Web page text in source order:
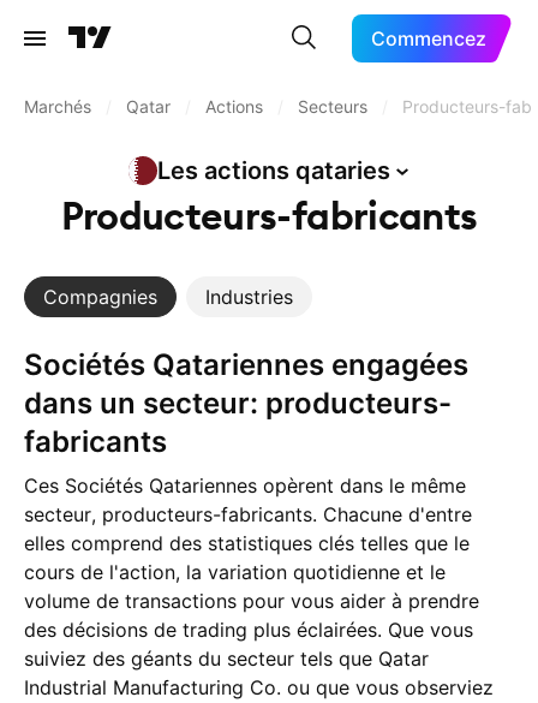
Commencez
Marchés Qatar Actions Secteurs Producteurs-
Les actions qataries
Producteurs-fabricants
Compagnies Industries
Sociétés Qatariennes engagées
dans un secteur: producteurs-
fabricants
Ces Sociétés Qatariennes opèrent dans le même
secteur, producteurs-fabricants. Chacune d'entre
elles comprend des statistiques clés telles que le
cours de l'action, la variation quotidienne et le
volume de transactions pour vous aider à prendre
des décisions de trading plus éclairées. Que vous
suiviez des géants du secteur tels que Qatar
Industrial Manufacturing Co. ou que vous observiez